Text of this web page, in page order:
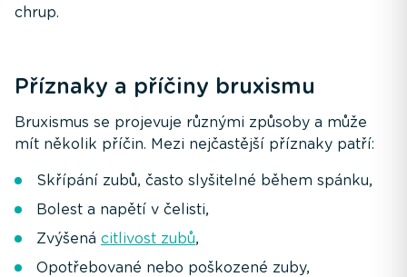
chrup.
Příznaky a příčiny bruxismu
Bruxismus se projevuje různými způsoby a může
mít několik příčin. Mezi nejčastější příznaky patří:
Skřípání zubů, často slyšitelné během spánku,
Bolest a napětí v čelisti,
Zvýšená citlivost zubů,
Opotřebované nebo poškozené zuby,